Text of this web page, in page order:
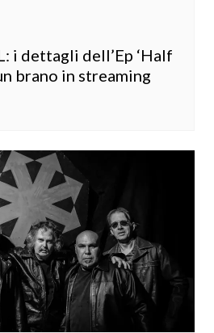
i dettagli dell’Ep ‘Half
brano in streaming